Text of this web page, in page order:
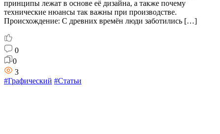
принципы лежат в основе её дизайна, а также почему
технические нюансы так важны при производстве.
Происхождение: С древних времён люди заботились […]
0
0
3
#Графический #Статьи